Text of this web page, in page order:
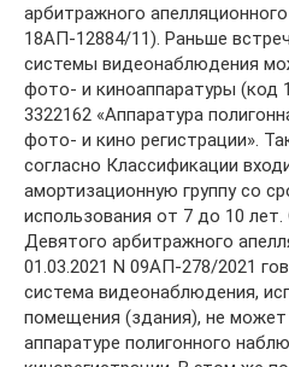
арбитражного
18АП-12884/11). Раньше
системы видеонаблюдения
фото- и киноаппаратуры (код
3322162 «Аппаратура
фото- и кино регистрации».
согласно Классификации
амортизационную группу со
использования от 7 до 10
Девятого арбитражного
01.03.2021 N 09АП-278/2021
система видеонаблюдения,
помещения (здания), не
аппаратуре полигонного